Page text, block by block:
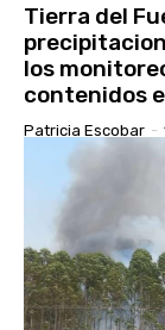
Tierra del
los
contenidos
Patricia Escobar -